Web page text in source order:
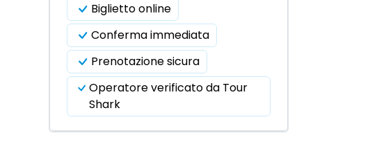
Biglietto online
Conferma immediata
Prenotazione sicura
Operatore verificato da Tour
Shark